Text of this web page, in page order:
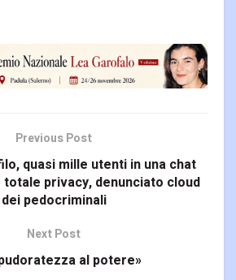
Previous Post
quasi mille utenti in una chat
privacy, denunciato cloud
dei pedocriminali
Next Post
al potere»